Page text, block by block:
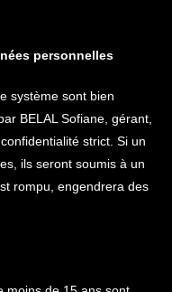
personnelles
système sont bien
BELAL Sofiane, gérant,
strict. Si un
ils seront soumis à un
rompu, engendrera des